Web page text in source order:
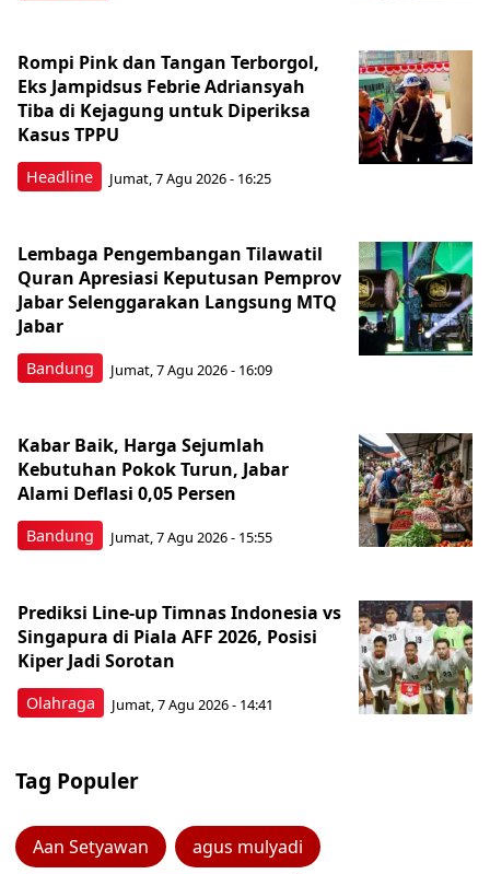
Headline
Rompi Pink dan Tangan Terborgol,
Eks Jampidsus Febrie Adriansyah
Tiba di Kejagung untuk Diperiksa
Kasus TPPU
Jumat, 7 Agu 2026 - 16:25
Bandung
Lembaga Pengembangan Tilawatil
Quran Apresiasi Keputusan Pemprov
Jabar Selenggarakan Langsung MTQ
Jabar
Jumat, 7 Agu 2026 - 16:09
Bandung
Kabar Baik, Harga Sejumlah
Kebutuhan Pokok Turun, Jabar
Alami Deflasi 0,05 Persen
Jumat, 7 Agu 2026 - 15:55
Olahraga
Prediksi Line-up Timnas Indonesia vs
Singapura di Piala AFF 2026, Posisi
Kiper Jadi Sorotan
Jumat, 7 Agu 2026 - 14:41
Tag Populer
Aan Setyawan agus mulyadi